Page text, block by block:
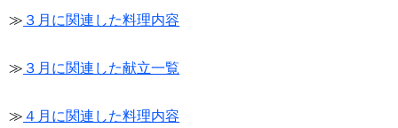
≫ ３月に関連した料理内容
≫ ３月に関連した献立一覧
≫ ４月に関連した料理内容